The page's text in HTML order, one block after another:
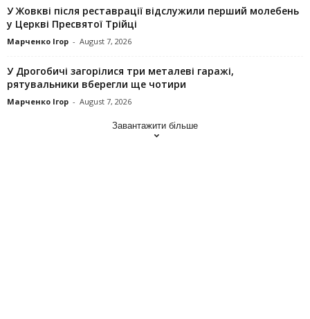
У Жовкві після реставрації відслужили перший молебень
у Церкві Пресвятої Трійці
Марченко Ігор - August 7, 2026
У Дрогобичі загорілися три металеві гаражі,
рятувальники вберегли ще чотири
Марченко Ігор - August 7, 2026
Завантажити більше